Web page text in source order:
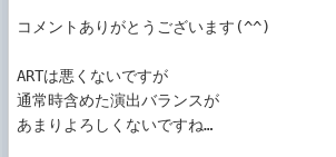
コメントありがとうございます(^^)
ARTは悪くないですが
通常時含めた演出バランスが
あまりよろしくないですね…